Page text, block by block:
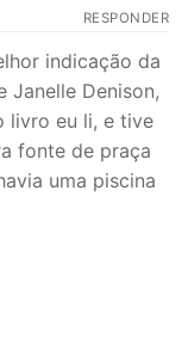
RESPONDER
indicação da
Janelle Denison,
livro eu li, e tive
fonte de praça
uma piscina